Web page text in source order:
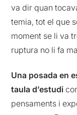
va dir quan
temia, tot el que
moment se li va
ruptura no li fa
Una posada en
taula d’estudi
pensaments i